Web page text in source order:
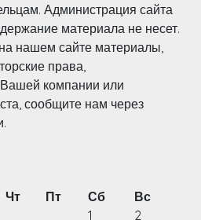
Администрация сайта
материала не несет.
нашем сайте материалы,
права,
компании или
сообщите нам через
Чт Пт Сб
Вс
1
2